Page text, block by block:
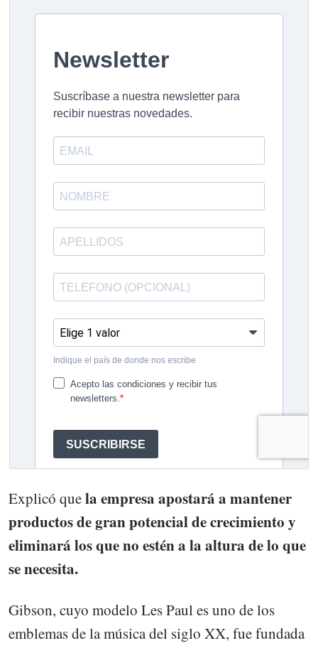
Explicó quela empresa apostará a mantener
productos de gran potencial de crecimiento y
eliminará los que no estén a la altura de lo que
se necesita.
Gibson, cuyo modelo Les Paul es uno de los
emblemas de la música del siglo XX, fue fundada